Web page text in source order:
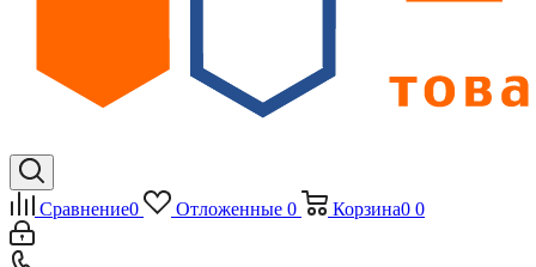
Сравнение0 Отложенные 0 Корзина0 0